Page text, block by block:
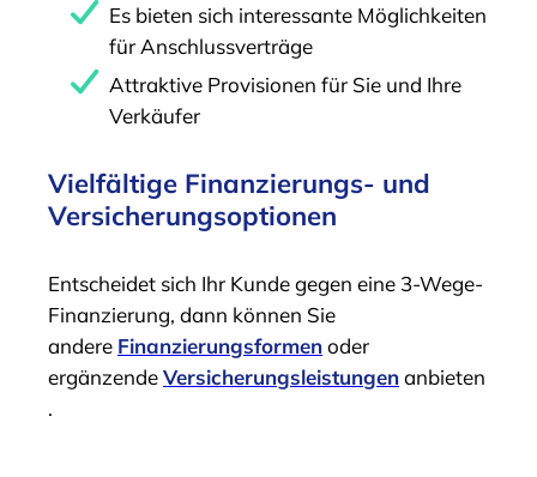
Es bieten sich interessante Möglichkeiten
für Anschlussverträge
Attraktive Provisionen für Sie und Ihre
Verkäufer
Vielfältige Finanzierungs- und
Versicherungsoptionen
Entscheidet sich Ihr Kunde gegen eine 3-Wege-
Finanzierung, dann können Sie
andere Finanzierungsformenoder
ergänzendeVersicherungsleistungenanbieten
.